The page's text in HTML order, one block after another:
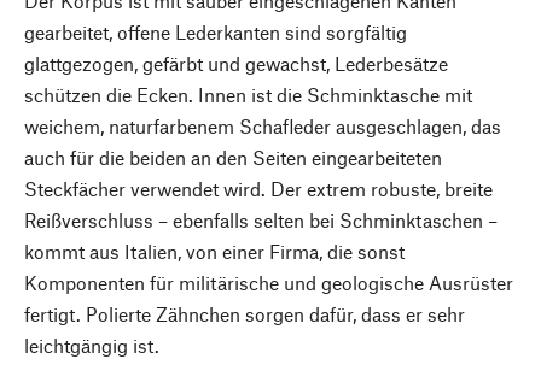
gearbeitet, offene Lederkanten sind sorgfältig
glattgezogen, gefärbt und gewachst, Lederbesätze
schützen die Ecken. Innen ist die Schminktasche mit
weichem, naturfarbenem Schafleder ausgeschlagen, das
auch für die beiden an den Seiten eingearbeiteten
Steckfächer verwendet wird. Der extrem robuste, breite
Reißverschluss – ebenfalls selten bei Schminktaschen –
kommt aus Italien, von einer Firma, die sonst
Komponenten für militärische und geologische Ausrüster
fertigt. Polierte Zähnchen sorgen dafür, dass er sehr
leichtgängig ist.